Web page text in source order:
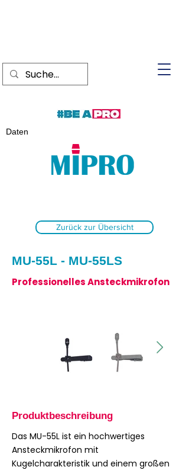
Daten
Zurück zur Übersicht
MU-55L - MU-55LS
Professionelles Ansteckmikrofon
Produktbeschreibung
Das MU-55L ist ein hochwertiges
Ansteckmikrofon mit
Kugelcharakteristik und einem großen